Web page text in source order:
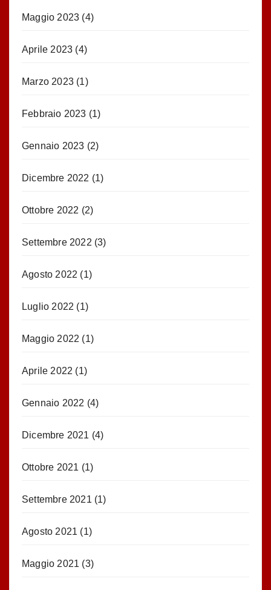
Maggio 2023 (4)
Aprile 2023 (4)
Marzo 2023 (1)
Febbraio 2023 (1)
Gennaio 2023 (2)
Dicembre 2022 (1)
Ottobre 2022 (2)
Settembre 2022 (3)
Agosto 2022 (1)
Luglio 2022 (1)
Maggio 2022 (1)
Aprile 2022 (1)
Gennaio 2022 (4)
Dicembre 2021 (4)
Ottobre 2021 (1)
Settembre 2021 (1)
Agosto 2021 (1)
Maggio 2021 (3)